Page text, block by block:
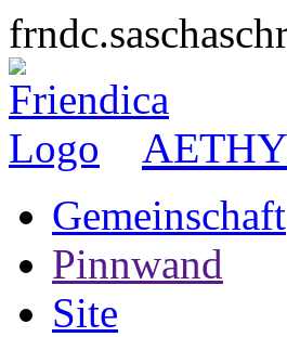
Gemeinschaft
Pinnwand
Site